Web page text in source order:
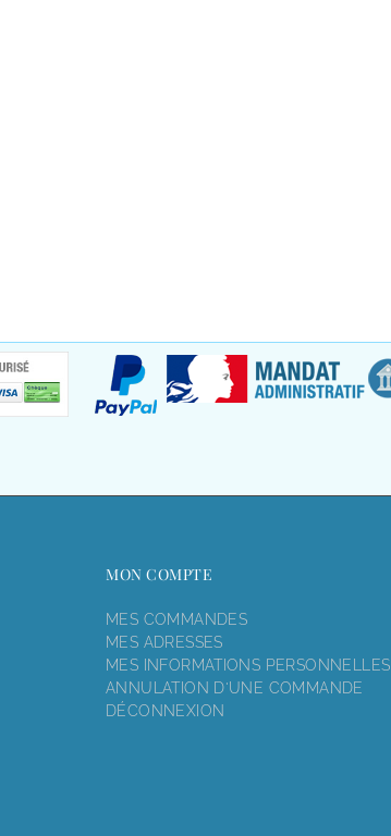
MON COMPTE
MES COMMANDES
MES ADRESSES
MES INFORMATIONS PERSONNELLES
ANNULATION D'UNE COMMANDE
DÉCONNEXION